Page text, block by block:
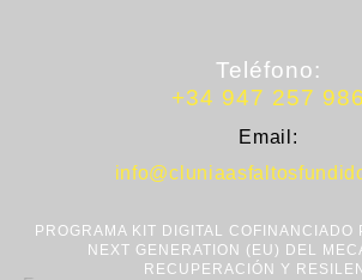
Teléfono:
+34 947 257 986
Email:
PROGRAMA KIT DIGITAL COFINANCIADO
NEXT GENERATION (EU) DEL
RECUPERACIÓN Y